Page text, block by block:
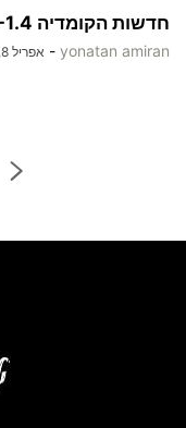
חדשות הקומדיה 8.4-1.4
yonatan amiran
- אפריל 8, 2017